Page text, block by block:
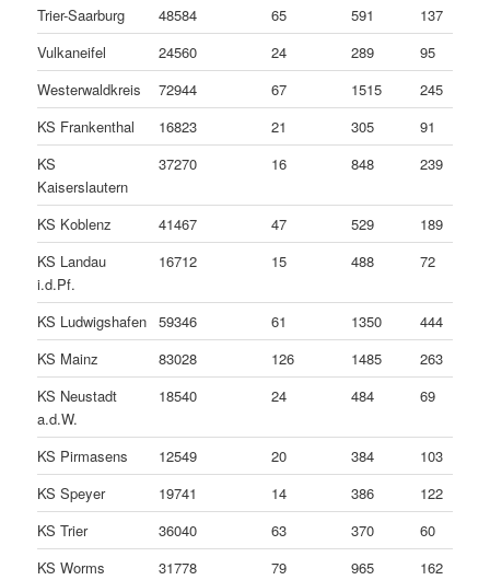
Trier-Saarburg
48584 65 591
137
Vulkaneifel
24560 24 289
95
Westerwaldkreis
72944 67 1515
245
KS Frankenthal
16823 21 305
91
KS
Kaiserslautern
37270 16 848 239
KS Koblenz 41467 47 529
189
KS Landau
i.d.Pf.
16712 15 488 72
KS Ludwigshafen 59346 61 1350
444
KS Mainz
83028 126 1485
263
KS Neustadt
a.d.W.
18540 24 484 69
KS Pirmasens 12549 20 384
103
KS Speyer
19741 14 386
122
KS Trier
36040 63 370
60
KS Worms
31778 79 965
162